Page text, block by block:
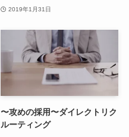
2019年1月31日
〜攻めの採用〜ダイレクトリク
ルーティング